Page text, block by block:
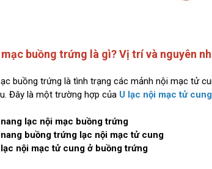
buồng trứng là gì? Vị trí và nguyên
buồng trứng là tình trạng các mảnh nội mạc tử
Đây là một trường hợp của U lạc nội mạc tử cung
nang lạc nội mạc buồng trứng
buồng trứng lạc nội mạc tử cung
nội mạc tử cung ở buồng trứng